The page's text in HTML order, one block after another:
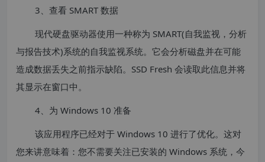
3、查看 SMART 数据
现代硬盘驱动器使用一种称为 SMART(自我监视，分析
与报告技术)系统的自我监视系统。它会分析磁盘并在可能
造成数据丢失之前指示缺陷。SSD Fresh 会读取此信息并将
其显示在窗口中。
4、为 Windows 10 准备
该应用程序已经对于 Windows 10 进行了优化。这对
您来讲意味着：您不需要关注已安装的 Windows 系统，今